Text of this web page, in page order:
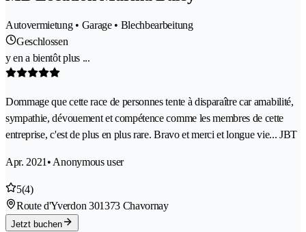
Autovermietung • Garage • Blechbearbeitung
Geschlossen
y en a bientôt plus ...
Dommage que cette race de personnes tente à disparaître car amabilité,
sympathie, dévouement et compétence comme les membres de cette
entreprise, c'est de plus en plus rare. Bravo et merci et longue vie... JBT
Apr. 2021 • Anonymous user
5(4)
Route d'Yverdon 301373 Chavornay
Jetzt buchen